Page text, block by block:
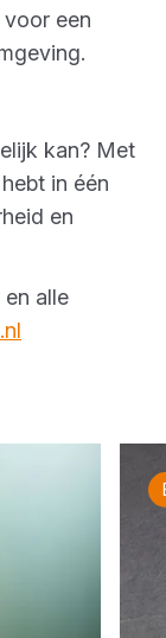
een
kan? Met
in één
en
alle